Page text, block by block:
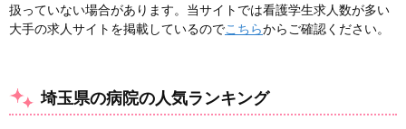
扱っていない場合があります。当サイトでは看護学生求人数が多い
大手の求人サイトを掲載しているのでこちらからご確認ください。
埼玉県の病院の人気ランキング